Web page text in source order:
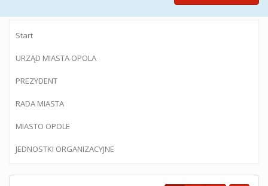
Start
URZĄD MIASTA OPOLA
PREZYDENT
RADA MIASTA
MIASTO OPOLE
JEDNOSTKI ORGANIZACYJNE